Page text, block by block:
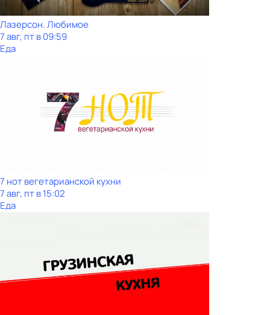
Лазерсон. Любимое
7 авг, пт в 09:59
Еда
7 нот вегетарианской кухни
7 авг, пт в 15:02
Еда